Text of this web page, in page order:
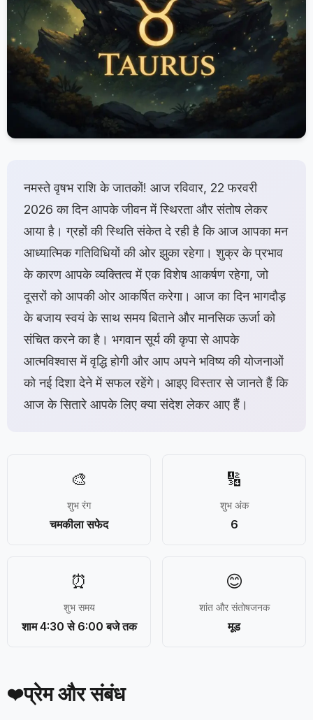
नमस्ते वृषभ राशि के जातकों! आज रविवार, 22 फरवरी
2026 का दिन आपके जीवन में स्थिरता और संतोष लेकर
आया है। ग्रहों की स्थिति संकेत दे रही है कि आज आपका मन
आध्यात्मिक गतिविधियों की ओर झुका रहेगा। शुक्र के प्रभाव
के कारण आपके व्यक्तित्व में एक विशेष आकर्षण रहेगा, जो
दूसरों को आपकी ओर आकर्षित करेगा। आज का दिन भागदौड़
के बजाय स्वयं के साथ समय बिताने और मानसिक ऊर्जा को
संचित करने का है। भगवान सूर्य की कृपा से आपके
आत्मविश्वास में वृद्धि होगी और आप अपने भविष्य की योजनाओं
को नई दिशा देने में सफल रहेंगे। आइए विस्तार से जानते हैं कि
आज के सितारे आपके लिए क्या संदेश लेकर आए हैं।
🎨
शुभ रंग
चमकीला सफेद
🔢
शुभ अंक
6
⏰
शुभ समय
शाम 4:30 से 6:00 बजे तक
😊
शांत और संतोषजनक
मूड
❤️प्रेम और संबंध